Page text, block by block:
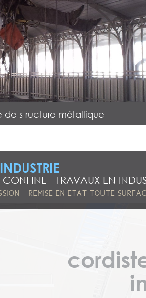
de structure métallique
INDUSTRIE
CONFINE - TRAVAUX EN
- REMISE EN ETAT TOUTE